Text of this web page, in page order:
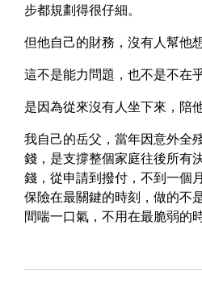
步都規劃得很仔細。
但他自己的財務，沒有人幫他想
這不是能力問題，也不是不在乎
是因為從來沒有人坐下來，陪
我自己的岳父，當年因意外全
錢，是支撐整個家庭往後所
錢，從申請到撥付，不到一個
保險在最關鍵的時刻，做的不
間喘一口氣，不用在最脆弱的